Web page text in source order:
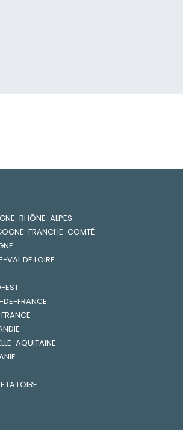
RHÔNE-ALPES
FRANCHE-COMTÉ
VAL DE LOIRE
EST
FRANCE
AQUITAINE
LA LOIRE